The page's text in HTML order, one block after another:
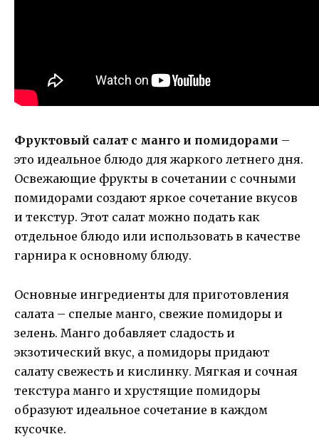
Фруктовый салат с манго и помидорами –
это идеальное блюдо для жаркого летнего дня.
Освежающие фрукты в сочетании с сочными
помидорами создают яркое сочетание вкусов
и текстур. Этот салат можно подать как
отдельное блюдо или использовать в качестве
гарнира к основному блюду.
Основные ингредиенты для приготовления
салата – спелые манго, свежие помидоры и
зелень. Манго добавляет сладость и
экзотический вкус, а помидоры придают
салату свежесть и кислинку. Мягкая и сочная
текстура манго и хрустящие помидоры
образуют идеальное сочетание в каждом
кусочке.